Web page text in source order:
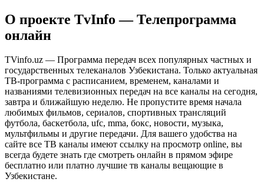
О проекте TvInfo — Телепрограмма
онлайн
TVinfo.uz — Программа передач всех популярных частных и
государственных телеканалов Узбекистана. Только актуальная
ТВ-программа с расписанием, временем, каналами и
названиями телевизионных передач на все каналы на сегодня,
завтра и ближайшую неделю. Не пропустите время начала
любимых фильмов, сериалов, спортивных трансляций
футбола, баскетбола, ufc, mma, бокс, новости, музыка,
мультфильмы и другие передачи. Для вашего удобства на
сайте все ТВ каналы имеют ссылку на просмотр online, вы
всегда будете знать где смотреть онлайн в прямом эфире
бесплатно или платно лучшие тв каналы вещающие в
Узбекистане.